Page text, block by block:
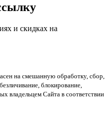
и скидках на
на смешанную обработку, сбор,
блокирование,
владельцем Сайта в соответствии